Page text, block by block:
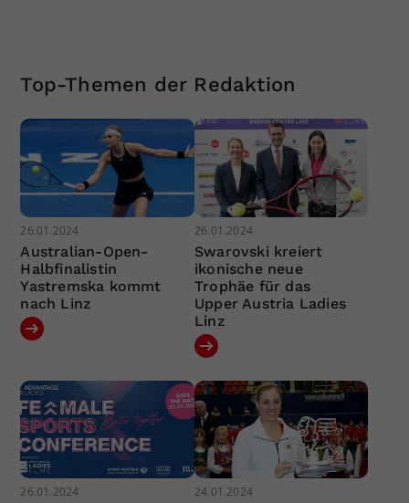
Top-Themen der Redaktion
26.01.2024
Australian-Open-
Halbfinalistin
Yastremska kommt
nach Linz
26.01.2024
Swarovski kreiert
ikonische neue
Trophäe für das
Upper Austria Ladies
Linz
26.01.2024 24.01.2024